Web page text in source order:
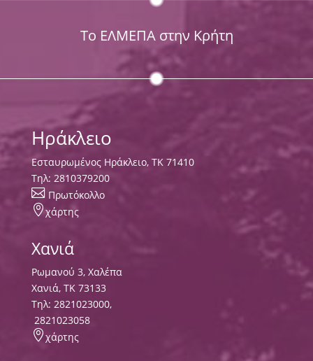
Το ΕΛΜΕΠΑ στην Κρήτη
Ηράκλειο
Εσταυρωμένος Ηράκλειο, ΤΚ 71410
Τηλ: 2810379200
 Πρωτόκολλο
χάρτης
Χανιά
Ρωμανού 3, Χαλέπα
Χανιά, ΤΚ 73133
Τηλ: 2821023000,
2821023058
χάρτης